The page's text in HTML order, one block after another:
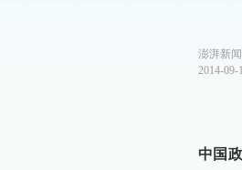
澎湃新
2014-09-
中国